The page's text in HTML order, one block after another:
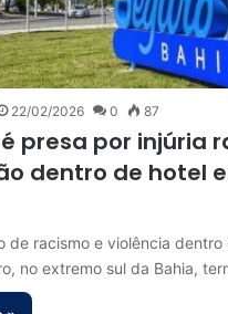
22/02/2026 0 87
presa por injúria
dentro de hotel
de racismo e violência dentro
no extremo sul da Bahia,